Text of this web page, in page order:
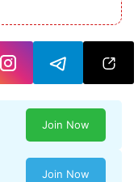
Join Now
Join Now